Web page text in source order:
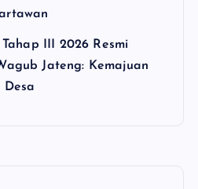
III 2026 Resmi
Jateng: Kemajuan